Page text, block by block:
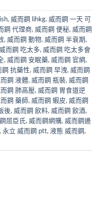
, 威而鋼 lihkg, 威而鋼 一天 可
鋼 代理商, 威而鋼 便秘, 威而鋼
, 威而鋼 動物, 威而鋼 半衰期,
威而鋼 吃太多, 威而鋼 吃太多會
, 威而鋼 安眠藥, 威而鋼 官網,
鋼 抗藥性, 威而鋼 早洩, 威而鋼
鋼 液體, 威而鋼 瓶裝, 威而鋼
鋼 肺高壓, 威而鋼 胃食道逆
鋼 藥師, 威而鋼 蝦皮, 威而鋼
後, 威而鋼 飲料, 威而鋼 飲酒,
屈臣氏, 威而鋼網購, 威而鋼邊
, 永立 威而鋼 ptt, 液態 威而鋼,